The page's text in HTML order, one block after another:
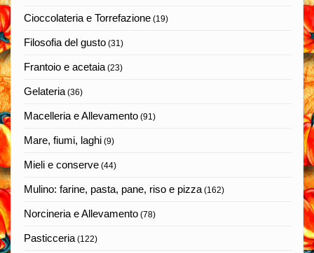
Cioccolateria e Torrefazione (19)
Filosofia del gusto (31)
Frantoio e acetaia (23)
Gelateria (36)
Macelleria e Allevamento (91)
Mare, fiumi, laghi (9)
Mieli e conserve (44)
Mulino: farine, pasta, pane, riso e pizza (162)
Norcineria e Allevamento (78)
Pasticceria (122)